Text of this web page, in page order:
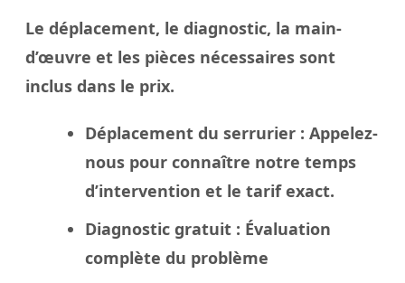
Le déplacement, le diagnostic, la main-
d’œuvre et les pièces nécessaires sont
inclus dans le prix.
Déplacement du serrurier : Appelez-
nous pour connaître notre temps
d’intervention et le tarif exact.
Diagnostic gratuit : Évaluation
complète du problème